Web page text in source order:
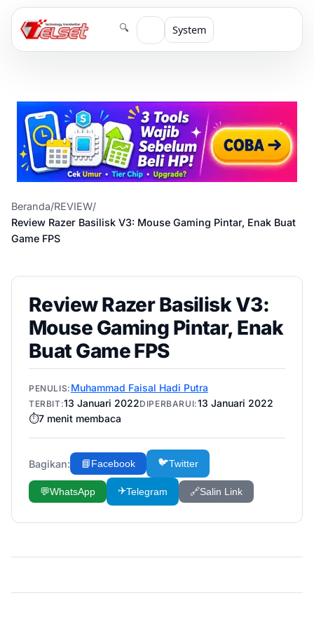
🔍 System
Beranda/REVIEW/
Review Razer Basilisk V3: Mouse Gaming Pintar, Enak Buat
Game FPS
Review Razer Basilisk V3:
Mouse Gaming Pintar, Enak
Buat Game FPS
PENULIS: Muhammad Faisal Hadi Putra
TERBIT:13 Januari 2022DIPERBARUI:13 Januari 2022
⏱️7 menit membaca
Bagikan: 📘Facebook 🐦Twitter
💬WhatsApp ✈️Telegram 🔗Salin Link